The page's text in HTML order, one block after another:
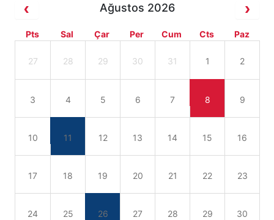
Ağustos 2026
Pts Sal Çar Per Cum Cts Paz
27 28 29 30 31 1 2
3 4 5 6 7 8 9
10 11 12 13 14 15 16
17 18 19 20 21 22 23
24 25 26 27 28 29 30